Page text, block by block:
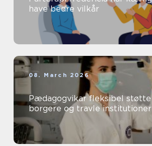
have bedre vilkår
08. March 2026
Pædagogvikar fleksibel støtte til udsatte
borgere og travle institutioner